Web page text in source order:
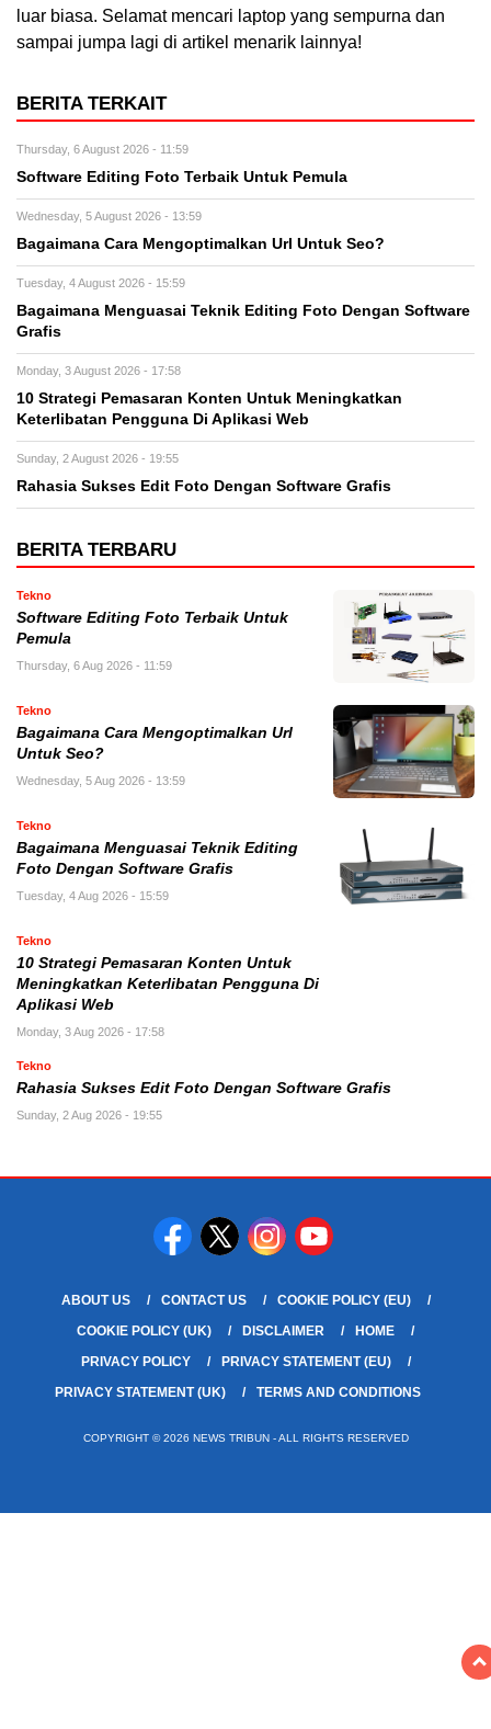
luar biasa. Selamat mencari laptop yang sempurna dan
sampai jumpa lagi di artikel menarik lainnya!
BERITA TERKAIT
Thursday, 6 August 2026 - 11:59
Software Editing Foto Terbaik Untuk Pemula
Wednesday, 5 August 2026 - 13:59
Bagaimana Cara Mengoptimalkan Url Untuk Seo?
Tuesday, 4 August 2026 - 15:59
Bagaimana Menguasai Teknik Editing Foto Dengan Software
Grafis
Monday, 3 August 2026 - 17:58
10 Strategi Pemasaran Konten Untuk Meningkatkan
Keterlibatan Pengguna Di Aplikasi Web
Sunday, 2 August 2026 - 19:55
Rahasia Sukses Edit Foto Dengan Software Grafis
BERITA TERBARU
Tekno
Software Editing Foto Terbaik Untuk
Pemula
Thursday, 6 Aug 2026 - 11:59
Tekno
Bagaimana Cara Mengoptimalkan Url
Untuk Seo?
Wednesday, 5 Aug 2026 - 13:59
Tekno
Bagaimana Menguasai Teknik Editing
Foto Dengan Software Grafis
Tuesday, 4 Aug 2026 - 15:59
Tekno
10 Strategi Pemasaran Konten Untuk
Meningkatkan Keterlibatan Pengguna Di
Aplikasi Web
Monday, 3 Aug 2026 - 17:58
Tekno
Rahasia Sukses Edit Foto Dengan Software Grafis
Sunday, 2 Aug 2026 - 19:55
ABOUT US CONTACT US
COOKIE POLICY (EU)
COOKIE POLICY (UK)
DISCLAIMER
HOME
PRIVACY POLICY
PRIVACY STATEMENT (EU)
PRIVACY STATEMENT (UK)
TERMS AND CONDITIONS
COPYRIGHT © 2026 NEWS TRIBUN - ALL RIGHTS RESERVED